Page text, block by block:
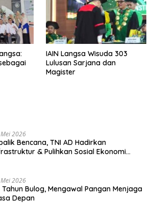
IAIN Langsa Wisuda 303
Lulusan Sarjana dan
Magister
2026
Bencana, TNI AD Hadirkan
& Pulihkan Sosial Ekonomi
2026
Tahun Bulog, Mengawal Pangan Menjaga
Depan